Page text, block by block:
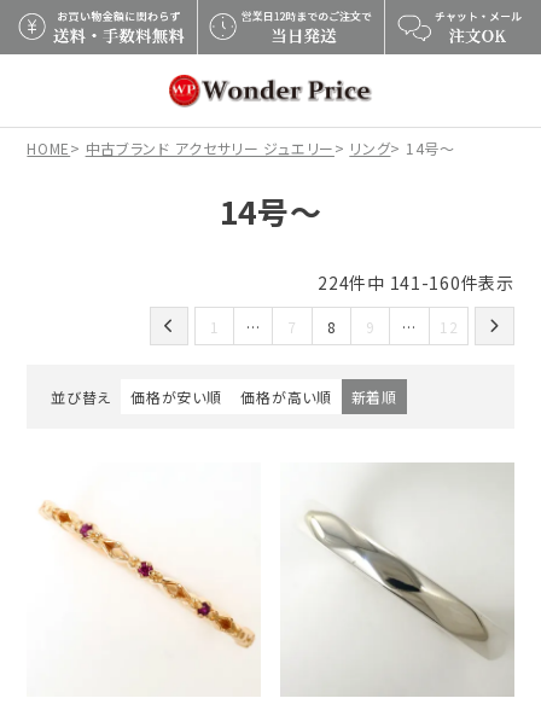
×
HOME 中古ブランド アクセサリー ジュエリー リング 14号～
14号～
並び替え 価格が安い順 価格が高い順 新着順
224件中 141-160件表示
1 … 7 8 9 … 12